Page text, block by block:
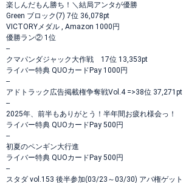
楽しんだもん勝ち！＼結局アンタが優勝
Green ブロック(7) 7位 36,078pt
VICTORYメダル , Amazon 1000円
優勝ラン② 1位
--
クマパンダジャック大作戦 17位 13,353pt
ライバー特典 QUOカードPay 1000円
--
アドトラック広告掲載権争奪戦Vol.4 =>38位 37,271pt
--
2025年、前半もありがとう！半年間お疲れ様会っ！
ライバー特典 QUOカードPay 500円
--
初夏のペンギン大行進
ライバー特典 QUOカードPay 500円
--
スタダ vol.153 後半参加(03/23～03/30) アバ権ゲット